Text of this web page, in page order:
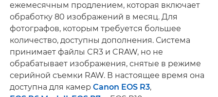
ежемесячным продлением, которая включает
обработку 80 изображений в месяц. Для
фотографов, которым требуется большее
количество, доступны дополнения. Система
принимает файлы CR3 и CRAW, но не
обрабатывает изображения, снятые в режиме
серийной съемки RAW. В настоящее время она
доступна для камер Canon EOS R3,